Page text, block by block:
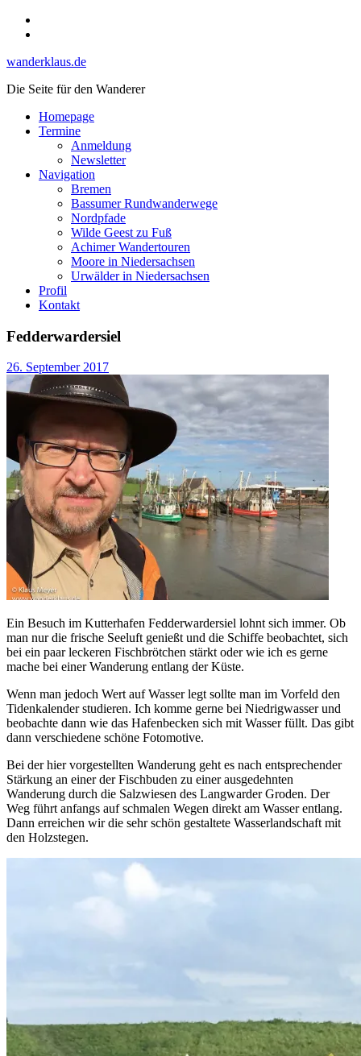
Skip
wanderklaus.de
Die Seite für den Wanderer
Homepage
Termine
Anmeldung
Newsletter
Navigation
Bremen
Bassumer Rundwanderwege
Nordpfade
Wilde Geest zu Fuß
Achimer Wandertouren
Moore in Niedersachsen
Urwälder in Niedersachsen
Profil
Kontakt
Fedderwardersiel
26. September 2017
Ein Besuch im Kutterhafen Fedderwardersiel lohnt sich immer. Ob
man nur die frische Seeluft genießt und die Schiffe beobachtet, sich
bei ein paar leckeren Fischbrötchen stärkt oder wie ich es gerne
mache bei einer Wanderung entlang der Küste.
Wenn man jedoch Wert auf Wasser legt sollte man im Vorfeld den
Tidenkalender studieren. Ich komme gerne bei Niedrigwasser und
beobachte dann wie das Hafenbecken sich mit Wasser füllt. Das gibt
dann verschiedene schöne Fotomotive.
Bei der hier vorgestellten Wanderung geht es nach entsprechender
Stärkung an einer der Fischbuden zu einer ausgedehnten
Wanderung durch die Salzwiesen des Langwarder Groden. Der
Weg führt anfangs auf schmalen Wegen direkt am Wasser entlang.
Dann erreichen wir die sehr schön gestaltete Wasserlandschaft mit
den Holzstegen.